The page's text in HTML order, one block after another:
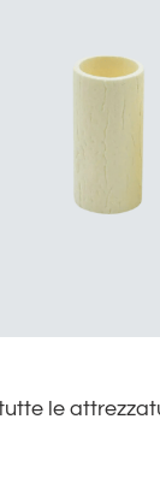
le